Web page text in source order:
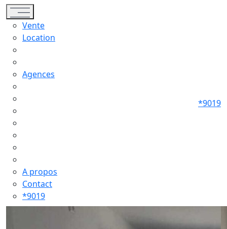
Toggle navigation
Vente
Location
Agences
A propos
Contact
*9019
*9019